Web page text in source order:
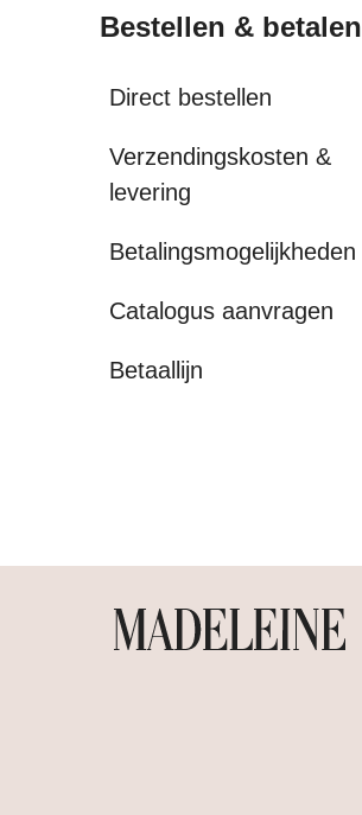
Bestellen & betalen
Direct bestellen
Verzendingskosten &
levering
Betalingsmogelijkheden
Catalogus aanvragen
Betaallijn